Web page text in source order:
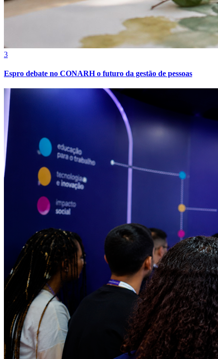
Grêmio
3
Espro debate no CONARH o futuro da gestão de pessoas